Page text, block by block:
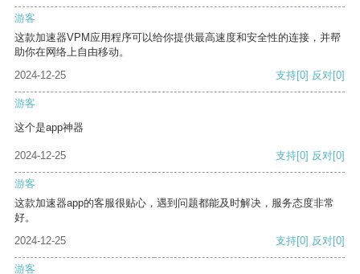
游客
这款加速器VPM应用程序可以给你提供最高速度和安全性的连接，并帮
助你在网络上自由移动。
2024-12-25
支持[0] 反对[0]
游客
这个是app神器
2024-12-25 支持[0] 反对[0]
游客
这款加速器app的客服很贴心，遇到问题都能及时解决，服务态度非常
好。
2024-12-25
支持[0] 反对[0]
游客